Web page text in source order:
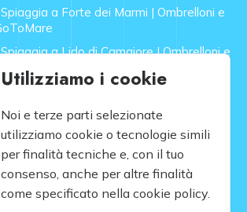
a Forte dei Marmi | Ombrelloni e
a Lido di Camaiore | Ombrelloni e
a Rapallo | Ombrelloni e
Spiagge
Utilizziamo i cookie
Noi e terze parti selezionate
utilizziamo cookie o tecnologie simili
per finalità tecniche e, con il tuo
consenso, anche per altre finalità
come specificato nella cookie policy.